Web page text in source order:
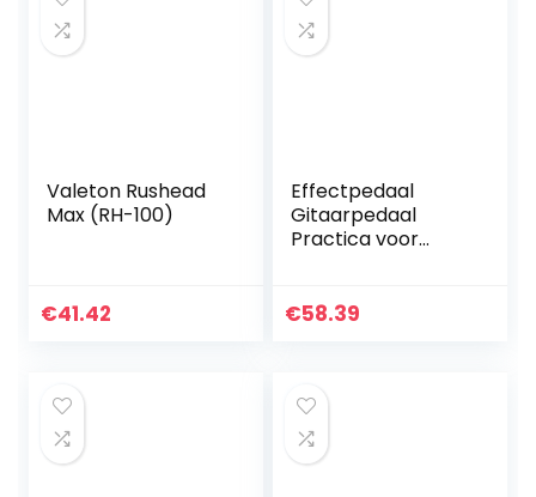
Valeton Rushead
Max (RH-100)
€41.42
Effectpedaal
Gitaarpedaal
Practica voor
gitaarliefhebbers
€58.39